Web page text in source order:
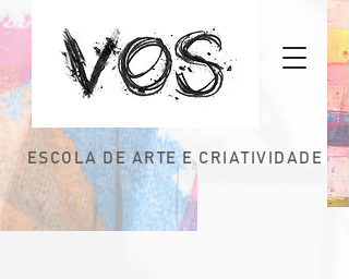
ESCOLA DE ARTE E CRIATIVIDADE